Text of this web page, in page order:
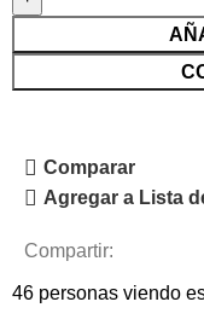
Comparar
Agregar a Lista
Compartir:
46 personas viendo